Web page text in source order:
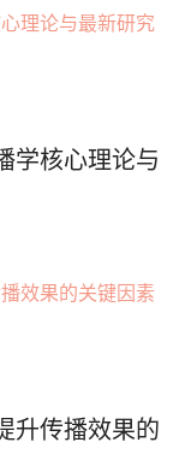
学核心理论与
升传播效果的